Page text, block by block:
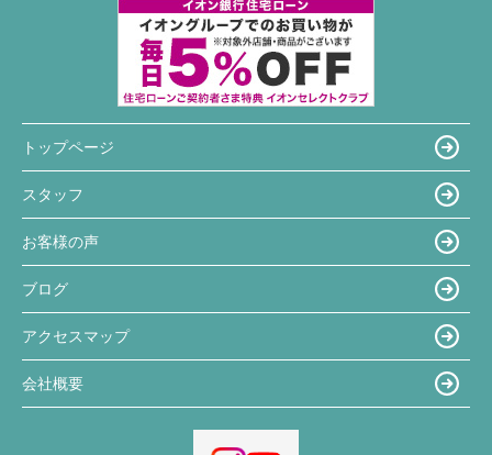
トップページ
スタッフ
お客様の声
ブログ
アクセスマップ
会社概要